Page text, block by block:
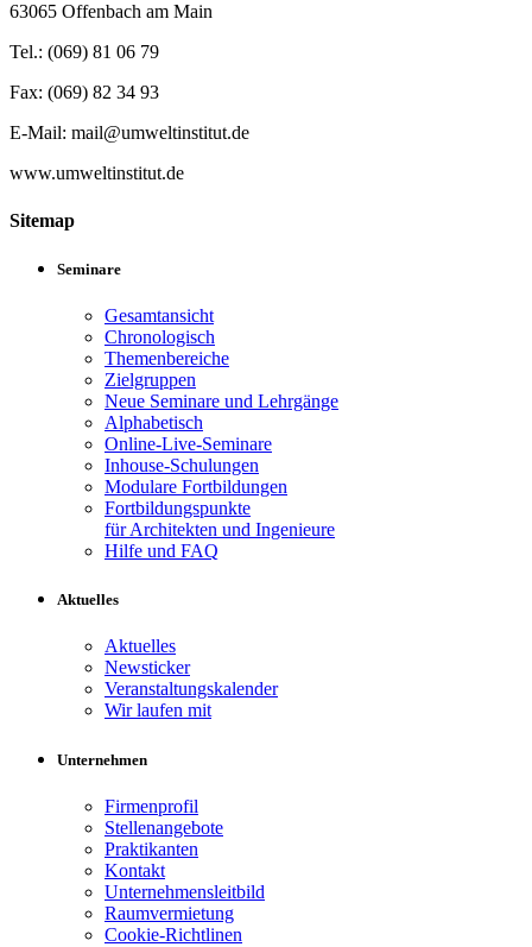
63065 Offenbach am Main
Tel.: (069) 81 06 79
Fax: (069) 82 34 93
E-Mail: mail@umweltinstitut.de
www.umweltinstitut.de
Sitemap
Seminare
Gesamtansicht
Chronologisch
Themenbereiche
Zielgruppen
Neue Seminare und Lehrgänge
Alphabetisch
Online-Live-Seminare
Inhouse-Schulungen
Modulare Fortbildungen
Fortbildungspunkte
für Architekten und Ingenieure
Hilfe und FAQ
Aktuelles
Aktuelles
Newsticker
Veranstaltungskalender
Wir laufen mit
Unternehmen
Firmenprofil
Stellenangebote
Praktikanten
Kontakt
Unternehmensleitbild
Raumvermietung
Cookie-Richtlinen